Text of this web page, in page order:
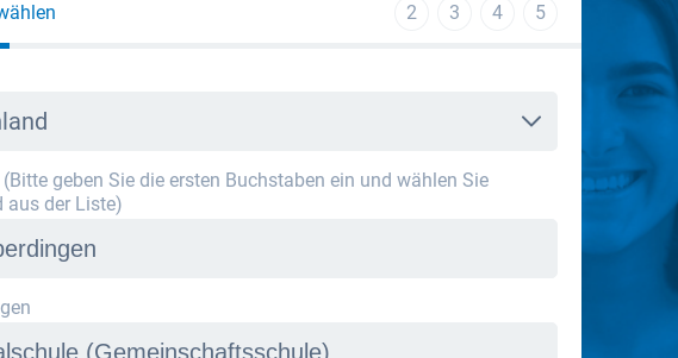
2 3 4 5
geben Sie die ersten Buchstaben ein und wählen Sie
aus der Liste)